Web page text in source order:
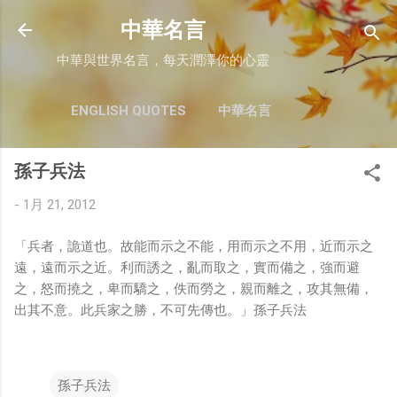
跳至主要內容
中華名言
中華與世界名言，每天潤澤你的心靈
ENGLISH QUOTES 中華名言
孫子兵法
- 1月 21, 2012
「兵者，詭道也。故能而示之不能，用而示之不用，近而示之
遠，遠而示之近。利而誘之，亂而取之，實而備之，強而避
之，怒而撓之，卑而驕之，佚而勞之，親而離之，攻其無備，
出其不意。此兵家之勝，不可先傳也。」孫子兵法
孫子兵法